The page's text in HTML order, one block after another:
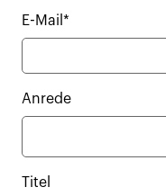
E-Mail*
Anrede
Titel